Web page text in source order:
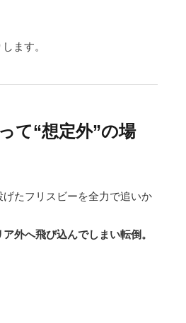
ます。
て“想定外”の場
たフリスビーを全力で追いか
外へ飛び込んでしまい転倒。